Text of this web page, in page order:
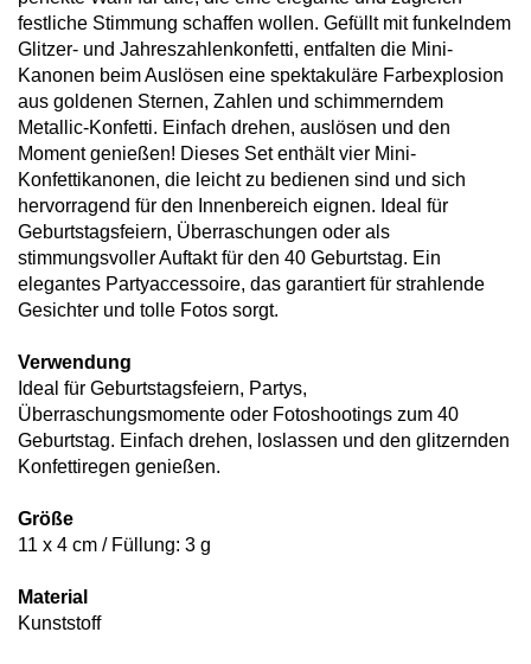
festliche Stimmung schaffen wollen. Gefüllt mit funkelndem
Glitzer- und Jahreszahlenkonfetti, entfalten die Mini-
Kanonen beim Auslösen eine spektakuläre Farbexplosion
aus goldenen Sternen, Zahlen und schimmerndem
Metallic-Konfetti. Einfach drehen, auslösen und den
Moment genießen! Dieses Set enthält vier Mini-
Konfettikanonen, die leicht zu bedienen sind und sich
hervorragend für den Innenbereich eignen. Ideal für
Geburtstagsfeiern, Überraschungen oder als
stimmungsvoller Auftakt für den 40 Geburtstag. Ein
elegantes Partyaccessoire, das garantiert für strahlende
Gesichter und tolle Fotos sorgt.
Verwendung
Ideal für Geburtstagsfeiern, Partys,
Überraschungsmomente oder Fotoshootings zum 40
Geburtstag. Einfach drehen, loslassen und den glitzernden
Konfettiregen genießen.
Größe
11 x 4 cm / Füllung: 3 g
Material
Kunststoff